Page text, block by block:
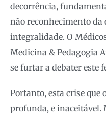
decorrência,
não reconhecimento da
integralidade. O
Medicina & Pedagogia
se furtar a debater este
Portanto, esta crise que
profunda, e inaceitável.